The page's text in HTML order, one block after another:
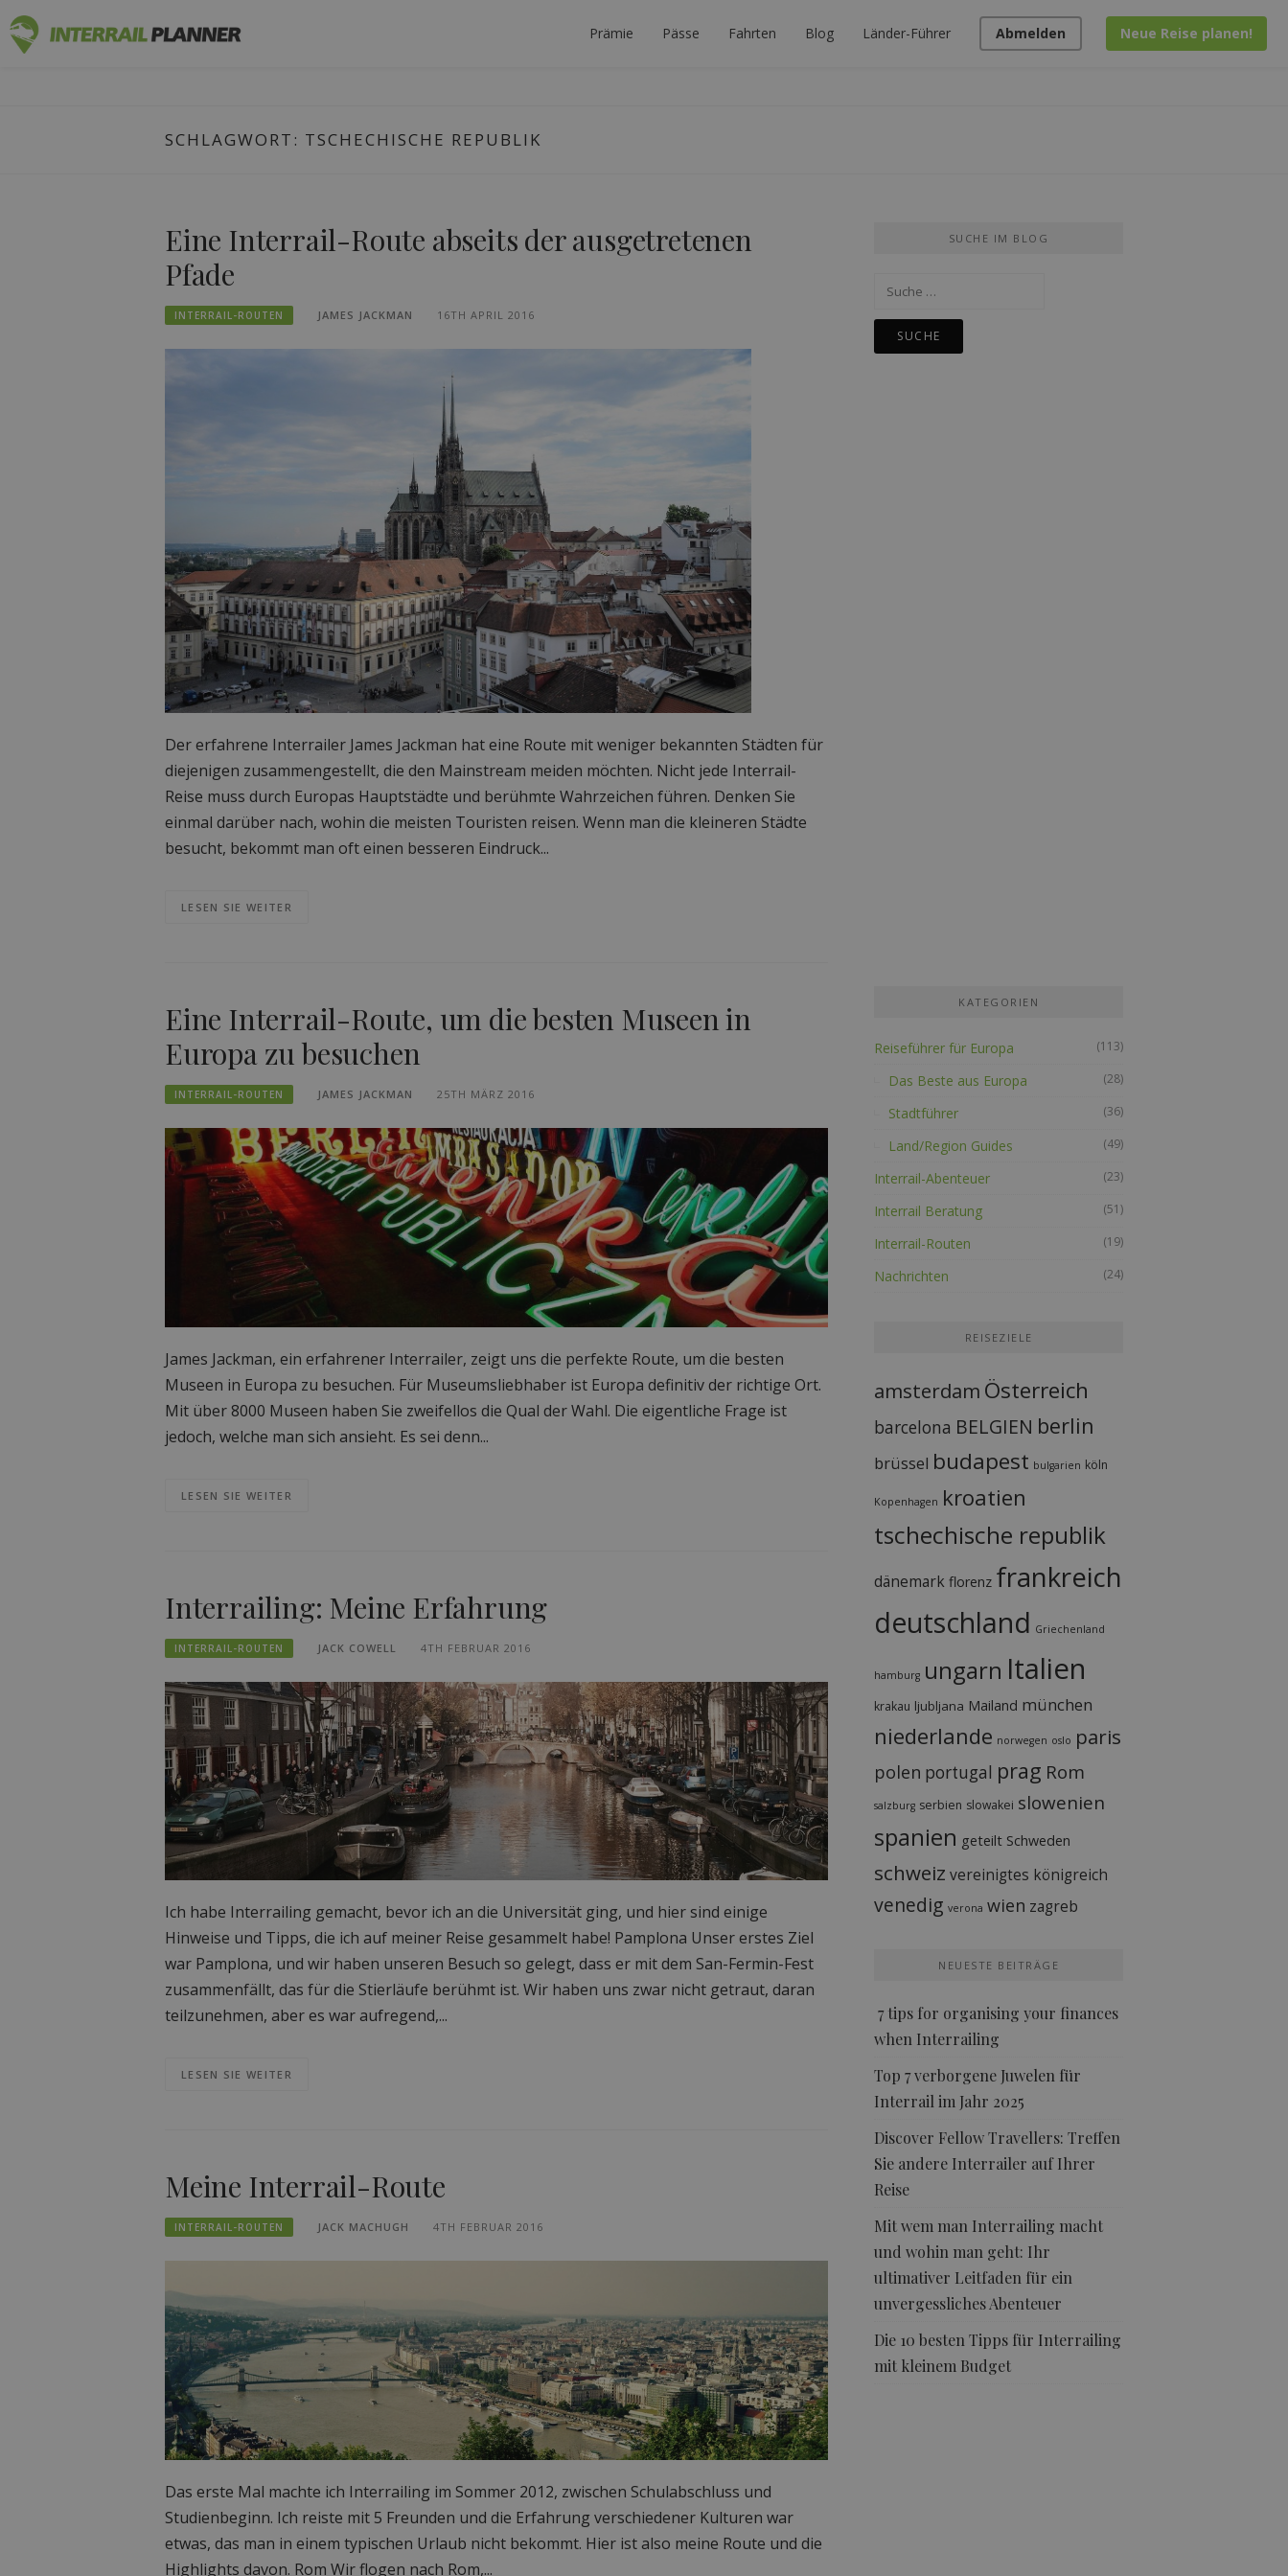
Prämie Pässe Fahrten Blog Länder-Führer Abmelden Neue Reise planen!
INTERRAIL PLANER
SCHLAGWORT: TSCHECHISCHE REPUBLIK
Eine Interrail-Route abseits der ausgetretenen
Pfade
INTERRAIL-ROUTEN JAMES JACKMAN 16TH APRIL 2016
Der erfahrene Interrailer James Jackman hat eine Route mit weniger bekannten Städten für
diejenigen zusammengestellt, die den Mainstream meiden möchten. Nicht jede Interrail-
Reise muss durch Europas Hauptstädte und berühmte Wahrzeichen führen. Denken Sie
einmal darüber nach, wohin die meisten Touristen reisen. Wenn man die kleineren Städte
besucht, bekommt man oft einen besseren Eindruck...
LESEN SIE WEITER
Eine Interrail-Route, um die besten Museen in
Europa zu besuchen
INTERRAIL-ROUTEN JAMES JACKMAN 25TH MÄRZ 2016
James Jackman, ein erfahrener Interrailer, zeigt uns die perfekte Route, um die besten
Museen in Europa zu besuchen. Für Museumsliebhaber ist Europa definitiv der richtige Ort.
Mit über 8000 Museen haben Sie zweifellos die Qual der Wahl. Die eigentliche Frage ist
jedoch, welche man sich ansieht. Es sei denn...
LESEN SIE WEITER
Interrailing: Meine Erfahrung
INTERRAIL-ROUTEN JACK COWELL 4TH FEBRUAR 2016
Ich habe Interrailing gemacht, bevor ich an die Universität ging, und hier sind einige
Hinweise und Tipps, die ich auf meiner Reise gesammelt habe! Pamplona Unser erstes Ziel
war Pamplona, und wir haben unseren Besuch so gelegt, dass er mit dem San-Fermin-Fest
zusammenfällt, das für die Stierläufe berühmt ist. Wir haben uns zwar nicht getraut, daran
teilzunehmen, aber es war aufregend,...
LESEN SIE WEITER
Meine Interrail-Route
INTERRAIL-ROUTEN JACK MACHUGH 4TH FEBRUAR 2016
Das erste Mal machte ich Interrailing im Sommer 2012, zwischen Schulabschluss und
Studienbeginn. Ich reiste mit 5 Freunden und die Erfahrung verschiedener Kulturen war
etwas, das man in einem typischen Urlaub nicht bekommt. Hier ist also meine Route und die
Highlights davon. Rom Wir flogen nach Rom,...
SUCHE IM BLOG
Suche
KATEGORIEN
Reiseführer für Europa (113)
Das Beste aus Europa (28)
Stadtführer (36)
Land/Region Guides (49)
Interrail-Abenteuer (23)
Interrail Beratung (51)
Interrail-Routen (19)
Nachrichten (24)
REISEZIELE
amsterdam Österreich
barcelona BELGIEN berlin
brüssel budapest bulgarien köln
Kopenhagen kroatien
tschechische republik
dänemark florenz frankreich
deutschland Griechenland
hamburg ungarn Italien
krakau ljubljana Mailand münchen
niederlande norwegen oslo paris
polen portugal prag Rom
salzburg serbien slowakei slowenien
spanien geteilt Schweden
schweiz vereinigtes königreich
venedig verona wien zagreb
NEUESTE BEITRÄGE
7 tips for organising your finances
when Interrailing
Top 7 verborgene Juwelen für
Interrail im Jahr 2025
Discover Fellow Travellers: Treffen
Sie andere Interrailer auf Ihrer
Reise
Mit wem man Interrailing macht
und wohin man geht: Ihr
ultimativer Leitfaden für ein
unvergessliches Abenteuer
Die 10 besten Tipps für Interrailing
mit kleinem Budget